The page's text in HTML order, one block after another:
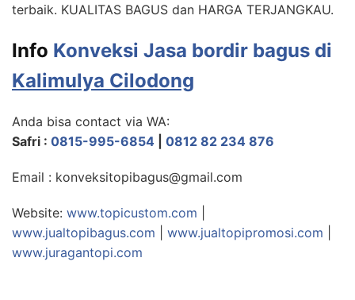
terbaik. KUALITAS BAGUS dan HARGA TERJANGKAU.
Info Konveksi Jasa bordir bagus di
Kalimulya Cilodong
Anda bisa contact via WA:
Safri : 0815-995-6854 0812 82 234 876
Email : konveksitopibagus@gmail.com
Website: www.topicustom.com
www.jualtopibagus.com
www.jualtopipromosi.com
www.juragantopi.com